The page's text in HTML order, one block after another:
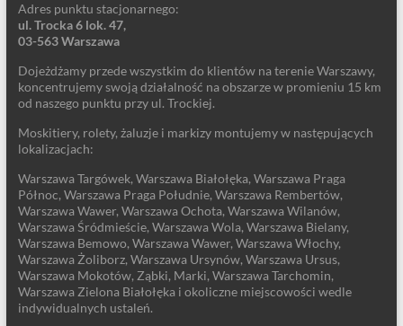
Adres punktu stacjonarnego:
ul. Trocka 6 lok. 47,
03-563 Warszawa
Dojeżdżamy przede wszystkim do klientów na terenie Warszawy,
koncentrujemy swoją działalność na obszarze w promieniu 15 km
od naszego punktu przy ul. Trockiej.
Moskitiery, rolety, żaluzje i markizy montujemy w następujących
lokalizacjach:
Warszawa Targówek, Warszawa Białołęka, Warszawa Praga
Północ, Warszawa Praga Południe, Warszawa Rembertów,
Warszawa Wawer, Warszawa Ochota, Warszawa Wilanów,
Warszawa Śródmieście, Warszawa Wola, Warszawa Bielany,
Warszawa Bemowo, Warszawa Wawer, Warszawa Włochy,
Warszawa Żoliborz, Warszawa Ursynów, Warszawa Ursus,
Warszawa Mokotów, Ząbki, Marki, Warszawa Tarchomin,
Warszawa Zielona Białołęka i okoliczne miejscowości wedle
indywidualnych ustaleń.